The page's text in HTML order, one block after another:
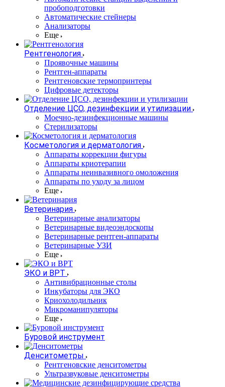
пробоподготовки
Автоматические стейнеры
Анализаторы
Еще
Рентгенология
Проявочные машины
Рентген-аппараты
Рентгеновские термопринтеры
Цифровые детекторы
Отделение ЦСО, дезинфекции и утилизации
Моечно-дезинфекционные машины
Стерилизаторы
Косметология и дерматология
Аппараты коррекции фигуры
Аппараты криотерапии
Аппараты неинвазивного омоложения
Аппараты по уходу за лицом
Еще
Ветеринария
Ветеринарные анализаторы
Ветеринарные видеоэндоскопы
Ветеринарные рентген-аппараты
Ветеринарные УЗИ
Еще
ЭКО и ВРТ
Антивибрационные столы
Инкубаторы для ЭКО
Криохолодильник
Микроманипуляторы
Еще
Буровой инструмент
Денситометры
Рентгеновские денситометры
Ультразвуковые денситометры